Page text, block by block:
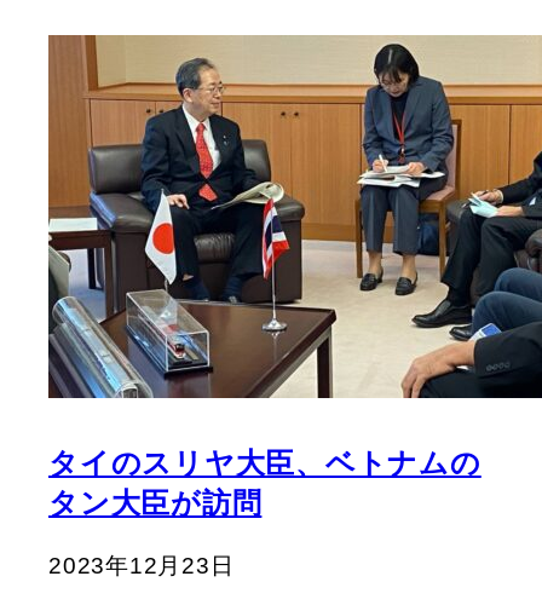
タイのスリヤ大臣、ベトナムの
タン大臣が訪問
2023年12月23日